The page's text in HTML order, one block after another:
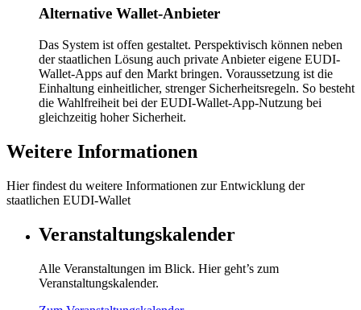
Alternative Wallet-Anbieter
Das System ist offen gestaltet. Perspektivisch können neben
der staatlichen Lösung auch private Anbieter eigene EUDI-
Wallet-Apps auf den Markt bringen. Voraussetzung ist die
Einhaltung einheitlicher, strenger Sicherheitsregeln. So besteht
die Wahlfreiheit bei der EUDI-Wallet-App-Nutzung bei
gleichzeitig hoher Sicherheit.
Weitere Informationen
Hier findest du weitere Informationen zur Entwicklung der
staatlichen EUDI-Wallet
Veranstaltungskalender
Alle Veranstaltungen im Blick. Hier geht’s zum
Veranstaltungskalender.